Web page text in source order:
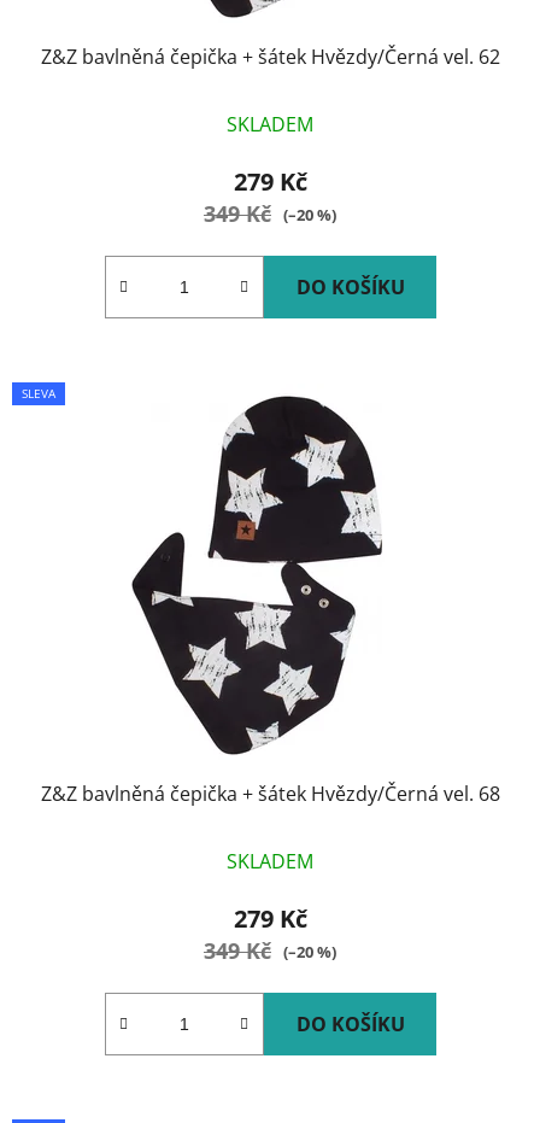
Z&Z bavlněná čepička + šátek Hvězdy/Černá vel. 62
SKLADEM
279 Kč
349 Kč (–20 %)
DO KOŠÍKU
SLEVA
Z&Z bavlněná čepička + šátek Hvězdy/Černá vel. 68
SKLADEM
279 Kč
349 Kč (–20 %)
DO KOŠÍKU